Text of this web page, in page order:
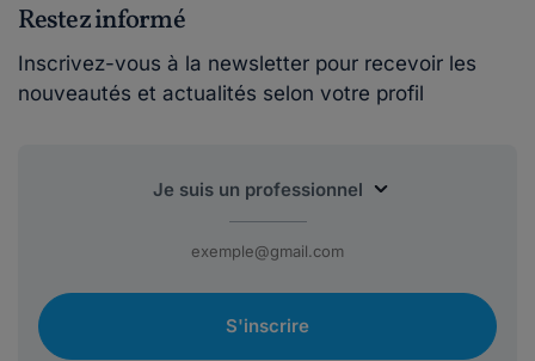
Restez informé
Inscrivez-vous à la newsletter pour recevoir les
nouveautés et actualités selon votre profil
S'inscrire